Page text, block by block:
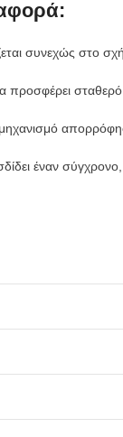
συνεχώς στο
προσφέρει
μηχανισμό
έναν